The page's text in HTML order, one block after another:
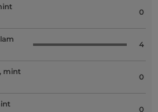
0
4
mint
0
0